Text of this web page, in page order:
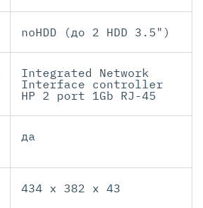
noHDD (до 2 HDD 3.5")
Integrated Network
Interface controller
HP 2 port 1Gb RJ-45
да
434 x 382 x 43